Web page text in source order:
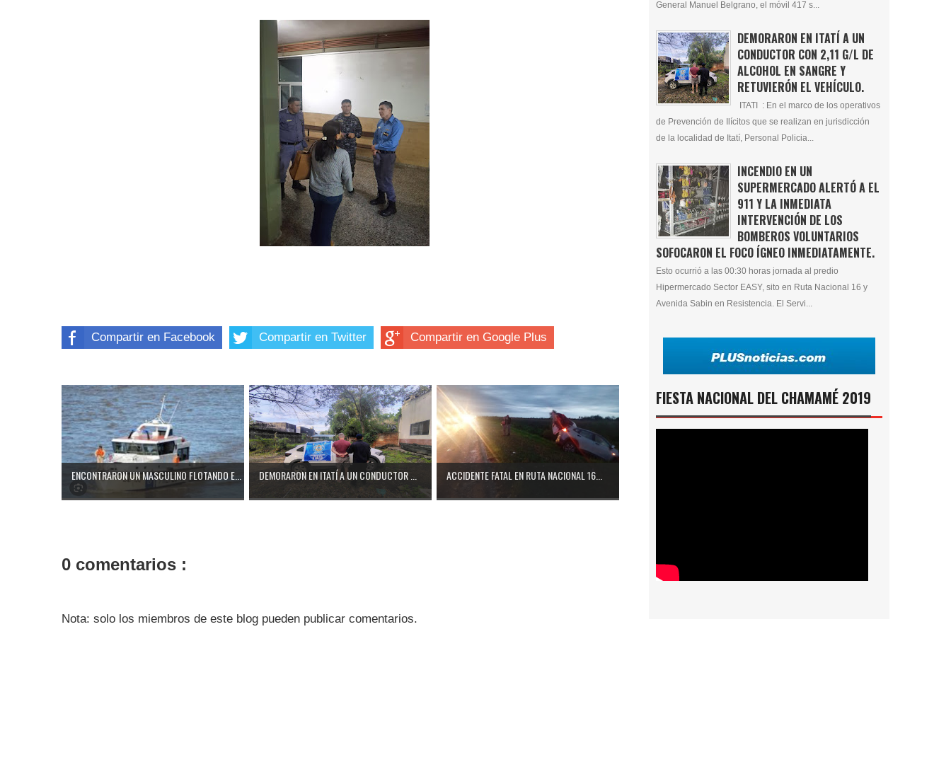
Compartir en Facebook Compartir en Twitter Compartir en Google Plus
ENCONTRARON UN MASCULINO FLOTANDO E... DEMORARON EN ITATÍ A UN CONDUCTOR ... ACCIDENTE FATAL EN RUTA NACIONAL 16...
0 comentarios :
Nota: solo los miembros de este blog pueden publicar comentarios.
General Manuel Belgrano, el móvil 417 s...
DEMORARON EN ITATÍ A UN
CONDUCTOR CON 2,11 G/L DE
ALCOHOL EN SANGRE Y
RETUVIERÓN EL VEHÍCULO.
ITATI : En el marco de los operativos
de Prevención de Ilícitos que se realizan en jurisdicción
de la localidad de Itatí, Personal Policia...
INCENDIO EN UN
SUPERMERCADO ALERTÓ A EL
911 Y LA INMEDIATA
INTERVENCIÓN DE LOS
BOMBEROS VOLUNTARIOS
SOFOCARON EL FOCO ÍGNEO INMEDIATAMENTE.
Esto ocurrió a las 00:30 horas jornada al predio
Hipermercado Sector EASY, sito en Ruta Nacional 16 y
Avenida Sabin en Resistencia. El Servi...
FIESTA NACIONAL DEL CHAMAMÉ 2019